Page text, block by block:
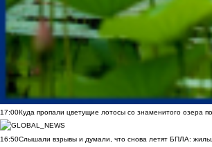
17:00Куда пропали цветущие лотосы со знаменитого озера
16:50Слышали взрывы и думали, что снова летят БПЛА: